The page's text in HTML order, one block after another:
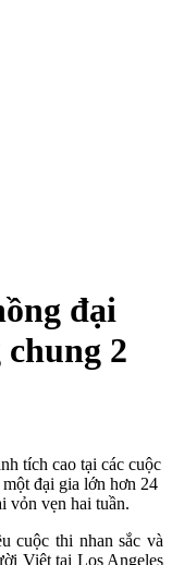
đại
2
tích cao tại các cuộc
đại gia lớn hơn 24
vỏn vẹn hai tuần.
cuộc thi nhan sắc và
Việt tại Los Angeles